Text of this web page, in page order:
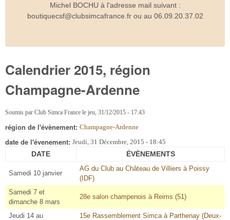
Michel BOCHU à l'adresse mail suivant :
boutiquecsf@clubsimcafrance.fr ou au 06.09.20.37.02
Calendrier 2015, région
Champagne-Ardenne
Soumis par Club Simca France le jeu, 31/12/2015 - 17:43
région de l'évènement: Champagne-Ardenne
date de l'évenement: Jeudi, 31 Décembre, 2015 - 18:45
DATE ÉVÈNEMENTS
Samedi 10 janvier
AG du Club au Château de Villiers à Poissy
(IDF)
Samedi 7 et
dimanche 8 mars
28e salon champenois à Reims (51)
Jeudi 14 au
15e Rassemblement Simca à Parthenay (Deux-